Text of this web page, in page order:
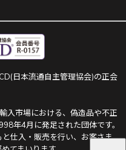
日本流通自主管理協会)の正会
入市場における、偽造品や不正
年4月に発足された団体です。
仕入・販売を行い、お客さま